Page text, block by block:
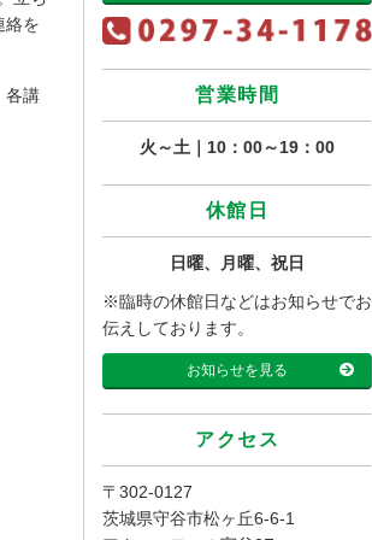
絡を
各講 営業時間
火～土｜10：00～19：00
休館日
日曜、月曜、祝日
※臨時の休館日などはお知らせでお
伝えしております。
お知らせを見る
アクセス
〒302-0127
茨城県守谷市松ヶ丘6-6-1